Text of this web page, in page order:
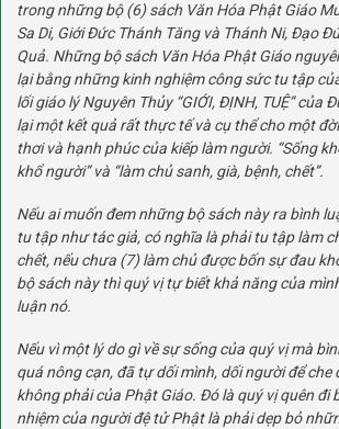
trong những bộ(6)sách Văn Hóa Phật Giáo
Sa Di, Giới Đức Thánh Tăng và Thánh Ni, Đạo
Quả. Những bộ sách Văn Hóa Phật Giáo
lại bằng những kinh nghiệm công sức tu tập
lối giáo lý Nguyên Thủy “GIỚI, ĐỊNH, TUỆ” của
lại một kết quả rất thực tế và cụ thể cho một
thơi và hạnh phúc của kiếp làm người. “Sống
khổ người” và “làm chủ sanh, già, bệnh, chết”.
Nếu ai muốn đem những bộ sách này ra bình
tu tập như tác giả, có nghĩa là phải tu tập làm
chết, nếu chưa (7)làm chủ được bốn sự đau
bộ sách này thì quý vị tự biết khả năng của
luận nó.
Nếu vì một lý do gì về sự sống của quý vị mà
quá nông cạn, đã tự dối mình, dối người để che
không phải của Phật Giáo. Đó là quý vị quên đi
nhiệm của người đệ tử Phật là phải dẹp bỏ